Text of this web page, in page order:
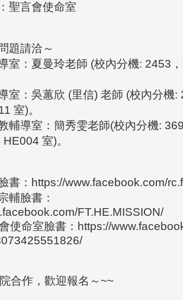
聖言會使命室
題請洽～
室：夏曼玲老師 (校內分機: 2453
室：吳蕙欣 (里信) 老師 (校內分機:
室)。
輔導室：簡秀雯老師(校內分機:
室)。
書：https://www.facebook.com/
輔臉書：
FT.HE.MISSION/
使命室臉書：https://
合作，歡迎報名～~~